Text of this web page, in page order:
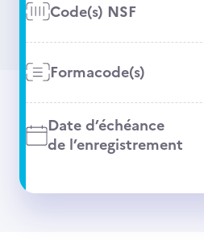
Code(s) NSF
Formacode(s)
Date d’échéance
de l’enregistrement